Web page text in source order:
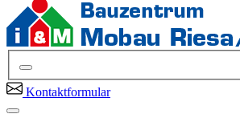
Kontaktformular